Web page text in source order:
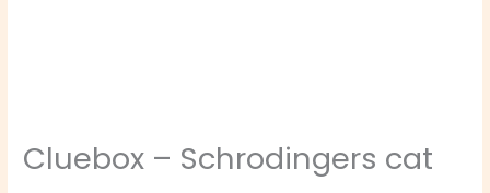
Cluebox – Schrodingers cat